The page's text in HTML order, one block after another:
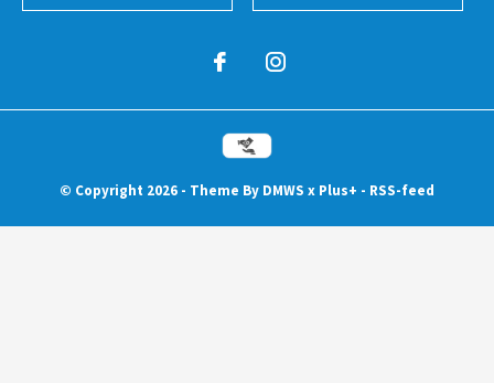
© Copyright 2026 - Theme By DMWS x Plus+ - RSS-feed